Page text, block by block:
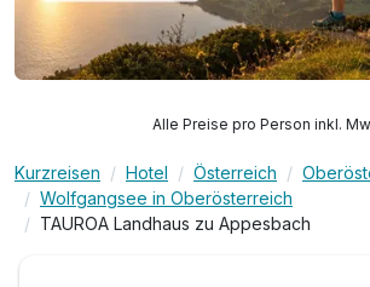
Alle Preise pro Person inkl.
Kurzreisen Hotel Österreich
Wolfgangsee in Oberösterreich
TAUROA Landhaus zu Appesbach